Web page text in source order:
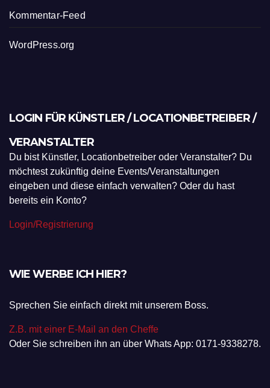
Kommentar-Feed
WordPress.org
LOGIN FÜR KÜNSTLER / LOCATIONBETREIBER /
VERANSTALTER
Du bist Künstler, Locationbetreiber oder Veranstalter? Du
möchtest zukünftig deine Events/Veranstaltungen
eingeben und diese einfach verwalten? Oder du hast
bereits ein Konto?
Login/Registrierung
WIE WERBE ICH HIER?
Sprechen Sie einfach direkt mit unserem Boss.
Z.B. mit einer E-Mail an den Cheffe
Oder Sie schreiben ihn an über Whats App: 0171-9338278.